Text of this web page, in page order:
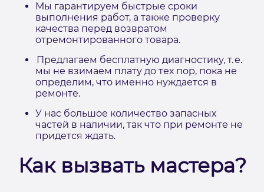
Мы гарантируем быстрые сроки
выполнения работ, а также проверку
качества перед возвратом
отремонтированного товара.
Предлагаем бесплатную диагностику, т. е.
мы не взимаем плату до тех пор, пока не
определим, что именно нуждается в
ремонте.
У нас большое количество запасных
частей в наличии, так что при ремонте не
придется ждать.
Как вызвать мастера?